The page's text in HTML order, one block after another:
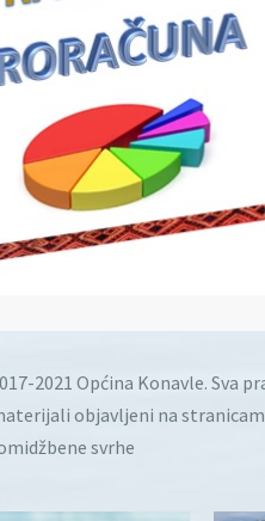
2021 Općina Konavle. Sva
objavljeni na
svrhe